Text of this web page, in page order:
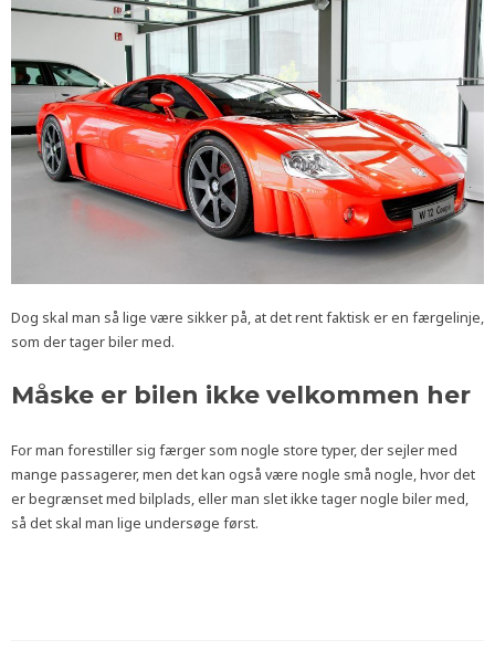
Dog skal man så lige være sikker på, at det rent faktisk er en færgelinje,
som der tager biler med.
Måske er bilen ikke velkommen her
For man forestiller sig færger som nogle store typer, der sejler med
mange passagerer, men det kan også være nogle små nogle, hvor det
er begrænset med bilplads, eller man slet ikke tager nogle biler med,
så det skal man lige undersøge først.